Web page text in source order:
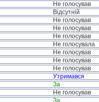
Не голосував
Відсутній
Не голосував
Не голосував
Не голосував
Не голосувала
Не голосував
Не голосував
Не голосував
Утримався
За
Не голосував
За